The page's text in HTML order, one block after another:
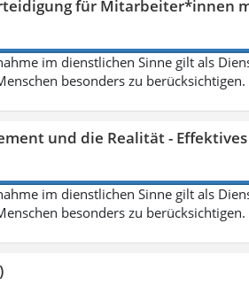
für Mitarbeiter*innen
im dienstlichen Sinne gilt als
besonders zu berücksichtigen.
und die Realität -
im dienstlichen Sinne gilt als
besonders zu berücksichtigen.